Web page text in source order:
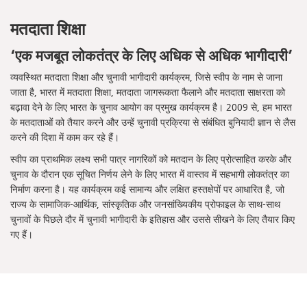
मतदाता शिक्षा
‘एक मजबूत लोकतंत्र के लिए अधिक से अधिक भागीदारी’
व्यवस्थित मतदाता शिक्षा और चुनावी भागीदारी कार्यक्रम, जिसे स्वीप के नाम से जाना
जाता है, भारत में मतदाता शिक्षा, मतदाता जागरूकता फैलाने और मतदाता साक्षरता को
बढ़ावा देने के लिए भारत के चुनाव आयोग का प्रमुख कार्यक्रम है। 2009 से, हम भारत
के मतदाताओं को तैयार करने और उन्हें चुनावी प्रक्रिया से संबंधित बुनियादी ज्ञान से लैस
करने की दिशा में काम कर रहे हैं।
स्वीप का प्राथमिक लक्ष्य सभी पात्र नागरिकों को मतदान के लिए प्रोत्साहित करके और
चुनाव के दौरान एक सूचित निर्णय लेने के लिए भारत में वास्तव में सहभागी लोकतंत्र का
निर्माण करना है। यह कार्यक्रम कई सामान्य और लक्षित हस्तक्षेपों पर आधारित है, जो
राज्य के सामाजिक-आर्थिक, सांस्कृतिक और जनसांख्यिकीय प्रोफाइल के साथ-साथ
चुनावों के पिछले दौर में चुनावी भागीदारी के इतिहास और उससे सीखने के लिए तैयार किए
गए हैं।